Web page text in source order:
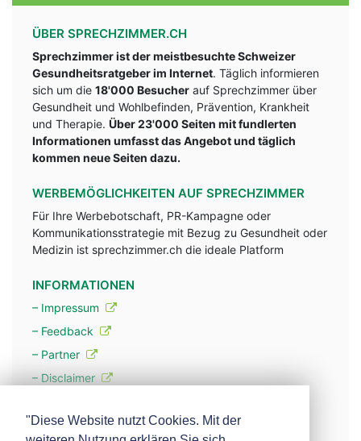
ÜBER SPRECHZIMMER.CH
Sprechzimmer ist der meistbesuchte Schweizer
Gesundheitsratgeber im Internet. Täglich informieren
sich um die 18'000 Besucher auf Sprechzimmer über
Gesundheit und Wohlbefinden, Prävention, Krankheit
und Therapie. Über 23'000 Seiten mit fundlerten
Informationen umfasst das Angebot und täglich
kommen neue Seiten dazu.
WERBEMÖGLICHKEITEN AUF SPRECHZIMMER
Für Ihre Werbebotschaft, PR-Kampagne oder
Kommunikationsstrategie mit Bezug zu Gesundheit oder
Medizin ist sprechzimmer.ch die ideale Platform
INFORMATIONEN
– Impressum
– Feedback
– Partner
– Disclaimer
"Diese Website nutzt Cookies. Mit der